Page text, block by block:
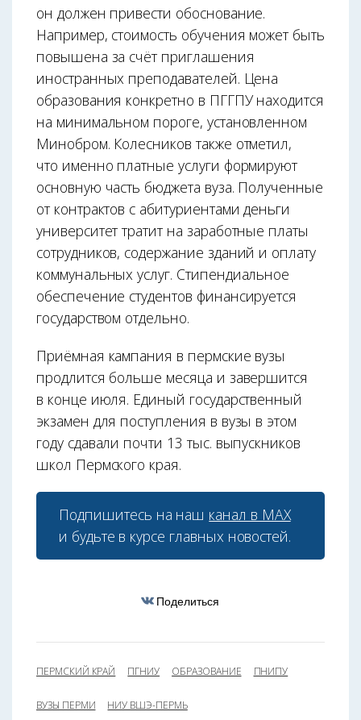
он должен привести обоснование.
Например, стоимость обучения может быть
повышена за счёт приглашения
иностранных преподавателей. Цена
образования конкретно в ПГГПУ находится
на минимальном пороге, установленном
Минобром. Колесников также отметил,
что именно платные услуги формируют
основную часть бюджета вуза. Полученные
от контрактов с абитуриентами деньги
университет тратит на заработные платы
сотрудников, содержание зданий и оплату
коммунальных услуг. Стипендиальное
обеспечение студентов финансируется
государством отдельно.
Приёмная кампания в пермские вузы
продлится больше месяца и завершится
в конце июля. Единый государственный
экзамен для поступления в вузы в этом
году сдавали почти 13 тыс. выпускников
школ Пермского края.
Подпишитесь на наш канал в МАХ
и будьте в курсе главных новостей.
Поделиться
ПЕРМСКИЙ КРАЙ ПГНИУ ОБРАЗОВАНИЕ ПНИПУ
ВУЗЫ ПЕРМИ НИУ ВШЭ-ПЕРМЬ